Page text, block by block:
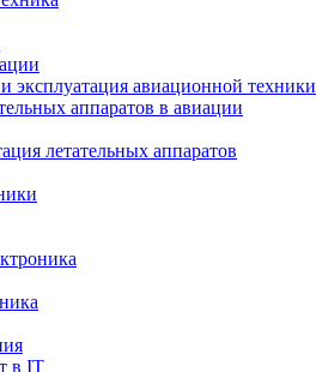
эксплуатация авиационной техники
аппаратов в авиации
летательных аппаратов
в IT